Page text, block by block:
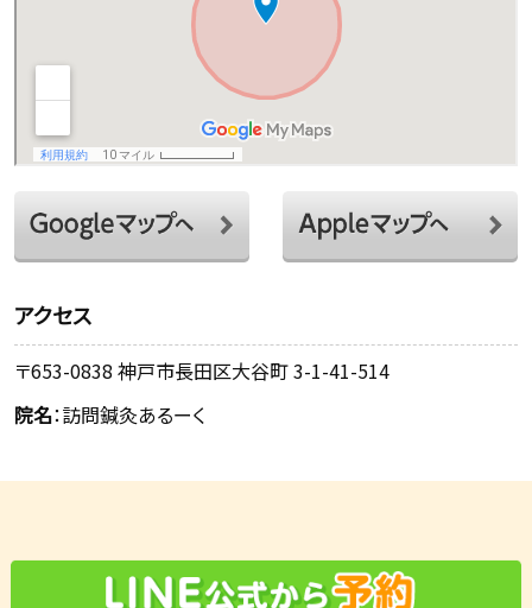
アクセス
〒653-0838 神戸市長田区大谷町 3-1-41-514
院名：訪問鍼灸あるーく